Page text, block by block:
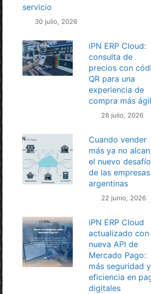
servicio
30 julio, 2026
iPN ERP Cloud:
consulta de
precios con
QR para una
experiencia de
compra más ágil
28 julio, 2026
Cuando vender
más ya no
el nuevo desafío
de las empresas
argentinas
22 junio, 2026
iPN ERP Cloud
actualizado con
nueva API de
Mercado Pago:
más seguridad y
eficiencia en
digitales